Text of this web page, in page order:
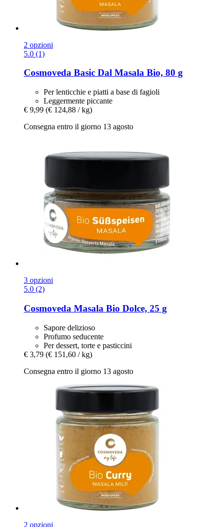
2 opzioni
5.0 (1)
Cosmoveda Basic Dal Masala Bio, 80 g
Per lenticchie e piatti a base di fagioli
Leggermente piccante
€ 9,99 (€ 124,88 / kg)
Consegna entro il giorno 13 agosto
3 opzioni
5.0 (2)
Cosmoveda Masala Bio Dolce, 25 g
Sapore delizioso
Profumo seducente
Per dessert, torte e pasticcini
€ 3,79 (€ 151,60 / kg)
Consegna entro il giorno 13 agosto
2 opzioni